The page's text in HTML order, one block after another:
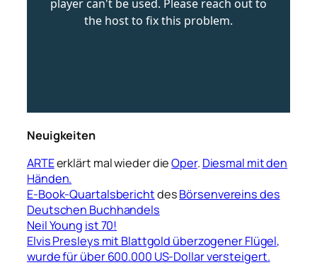
Neuigkeiten
ARTEerklärt mal wieder dieOper. Diesmal mit den
Händen.
E-Book-QuartalsberichtdesBörsenvereins des
Deutschen Buchhandels
Neil Young ist 70!
Elvis Presleys mit Blattgold überzogener Flügel,
wurde für über 600.000 US-Dollar versteigert.